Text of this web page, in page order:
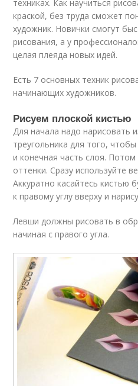
техниках. Как научиться
краской, без труда сможет
художник. Новички смогут
рисования, а у
целая плеяда новых идей.
Есть 7 основных техник
начинающих художников.
Рисуем плоской кистью
Для начала надо нарисовать
треугольника для того,
и конечная часть слоя.
оттенки. Сразу используйте
Аккуратно касайтесь кистью
к правому углу вверху и
Левши должны рисовать в
начиная с правого угла.